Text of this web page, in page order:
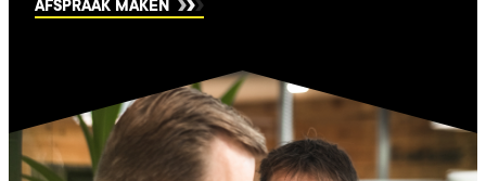
AFSPRAAK MAKEN